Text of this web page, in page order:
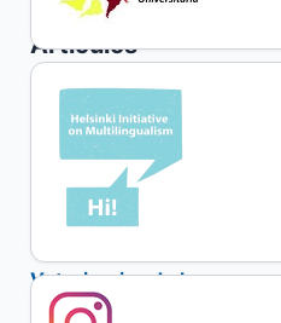
Artículos
Experiencia
vinculante entre
Escuelas
Agrotécnicas y la
Facultad de
Ciencias
Veterinarias de la
UNLPam